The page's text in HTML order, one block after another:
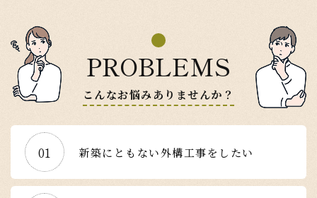
PROBLEMS
こんなお悩みありませんか？
01 新築にともない外構工事をしたい